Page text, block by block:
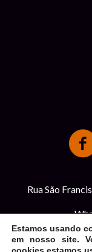
Rua São
Estamos usando
em nosso site.